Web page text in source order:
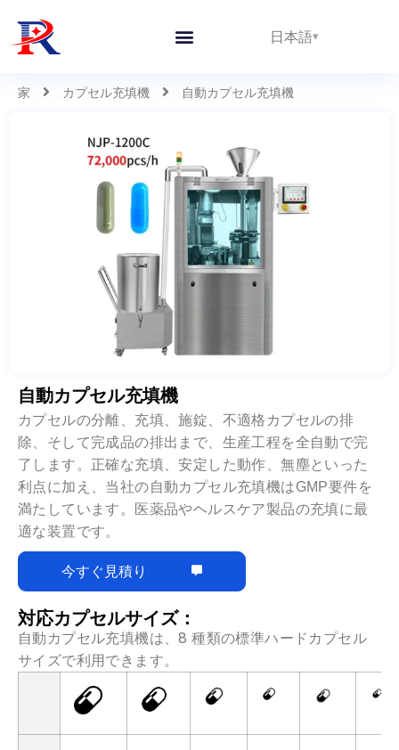
日本語
自動カプセル充填機
カプセルの分離、充填、施錠、不適格カプセルの排
除、そして完成品の排出まで、生産工程を全自動で完
了します。正確な充填、安定した動作、無塵といった
利点に加え、当社の自動カプセル充填機はGMP要件を
満たしています。医薬品やヘルスケア製品の充填に最
今すぐ見積り
対応カプセルサイズ：
自動カプセル充填機は、8 種類の標準ハードカプセル
サイズで利用できます。